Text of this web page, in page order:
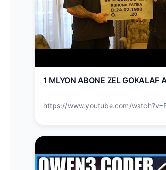
1 MLYON ABONE ZEL GOKALAF
https://www.youtube.com/